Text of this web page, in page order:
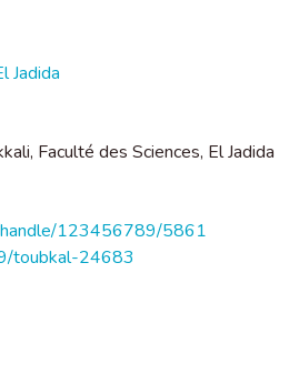
Jadida
Faculté des Sciences, El Jadida
123456789/5861
toubkal-24683